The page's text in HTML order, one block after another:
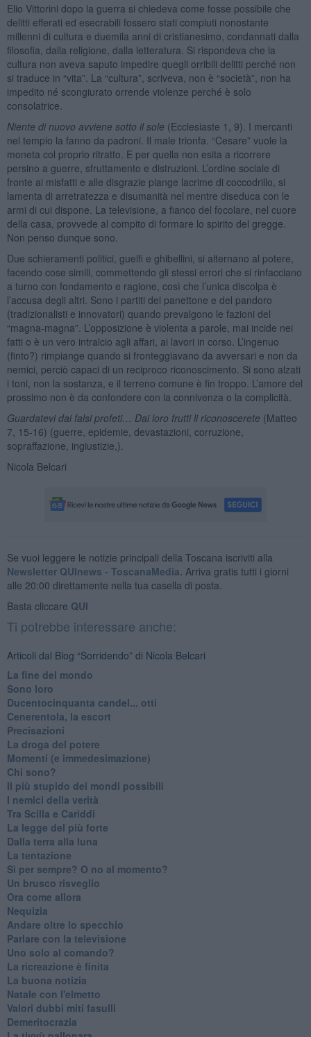
Elio Vittorini dopo la guerra si chiedeva come fosse possibile che
delitti efferati ed esecrabili fossero stati compiuti nonostante
millenni di cultura e duemila anni di cristianesimo, condannati dalla
filosofia, dalla religione, dalla letteratura. Si rispondeva che la
cultura non aveva saputo impedire quegli orribili delitti perché non
si traduce in “vita”. La “cultura”, scriveva, non è “società”, non ha
impedito né scongiurato orrende violenze perché è solo
consolatrice.
Niente di nuovo avviene sotto il sole (Ecclesiaste 1, 9). I mercanti
nel tempio la fanno da padroni. Il male trionfa. “Cesare” vuole la
moneta col proprio ritratto. E per quella non esita a ricorrere
persino a guerre, sfruttamento e distruzioni. L’ordine sociale di
fronte ai misfatti e alle disgrazie piange lacrime di coccodrillo, si
lamenta di arretratezza e disumanità nel mentre diseduca con le
armi di cui dispone. La televisione, a fianco del focolare, nel cuore
della casa, provvede al compito di formare lo spirito del gregge.
Non penso dunque sono.
Due schieramenti politici, guelfi e ghibellini, si alternano al potere,
facendo cose simili, commettendo gli stessi errori che si rinfacciano
a turno con fondamento e ragione, così che l’unica discolpa è
l’accusa degli altri. Sono i partiti del panettone e del pandoro
(tradizionalisti e innovatori) quando prevalgono le fazioni del
“magna-magna”. L’opposizione è violenta a parole, mai incide nei
fatti o è un vero intralcio agli affari, ai lavori in corso. L’ingenuo
(finto?) rimpiange quando si fronteggiavano da avversari e non da
nemici, perciò capaci di un reciproco riconoscimento. Si sono alzati
i toni, non la sostanza, e il terreno comune è fin troppo. L’amore del
prossimo non è da confondere con la connivenza o la complicità.
Guardatevi dai falsi profeti… Dai loro frutti li riconoscerete (Matteo
7, 15-16) (guerre, epidemie, devastazioni, corruzione,
sopraffazione, ingiustizie,).
Nicola Belcari
Se vuoi leggere le notizie principali della Toscana iscriviti alla
Newsletter QUInews - ToscanaMedia. Arriva gratis tutti i giorni
alle 20:00 direttamente nella tua casella di posta.
Basta cliccare QUI
Ti potrebbe interessare anche:
Articoli dal Blog “Sorridendo” di Nicola Belcari
La fine del mondo
Sono loro
Ducentocinquanta candel... otti
Cenerentola, la escort
Precisazioni
La droga del potere
Momenti (e immedesimazione)
Chi sono?
Il più stupido dei mondi possibili
I nemici della verità
Tra Scilla e Cariddi
La legge del più forte
Dalla terra alla luna
La tentazione
​Sì per sempre? O no al momento?
Un brusco risveglio
Ora come allora
Nequizia
Andare oltre lo specchio
Parlare con la televisione
Uno solo al comando?
La ricreazione è finita
La buona notizia
Natale con l'elmetto
Valori dubbi miti fasulli
Demeritocrazia